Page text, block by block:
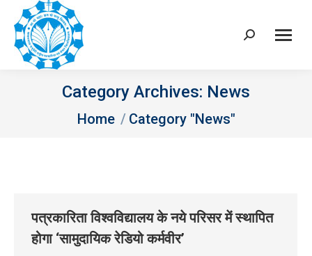
Search:
Category Archives: News
You are here:
Home Category "News"
पत्रकारिता विश्वविद्यालय के नये परिसर में स्थापित
होगा ‘सामुदायिक रेडियो कर्मवीर’